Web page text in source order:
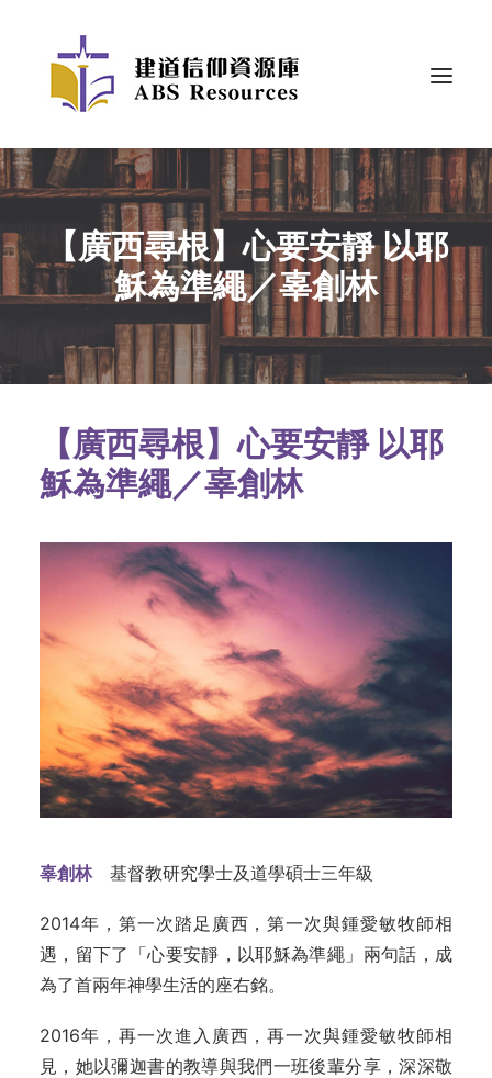
【廣西尋根】心要安靜 以耶
穌為準繩／辜創林
【廣西尋根】心要安靜 以耶
穌為準繩／辜創林
辜創林 基督教研究學士及道學碩士三年級
2014年，第一次踏足廣西，第一次與鍾愛敏牧師相
遇，留下了「心要安靜，以耶穌為準繩」兩句話，成
為了首兩年神學生活的座右銘。
2016年，再一次進入廣西，再一次與鍾愛敏牧師相
見，她以彌迦書的教導與我們一班後輩分享，深深敬